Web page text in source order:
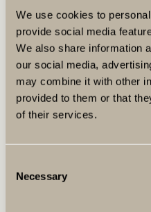
We use cookies to
provide social media
We also share information
our social media,
may combine it with other
provided to them or that
of their services.
Selection
Necessary
BOKA MAT & DRYCK
BOKA
KÖP PRESENTKORT